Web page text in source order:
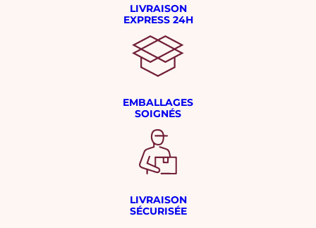
LIVRAISON
EXPRESS 24H
EMBALLAGES
SOIGNÉS
LIVRAISON
SÉCURISÉE